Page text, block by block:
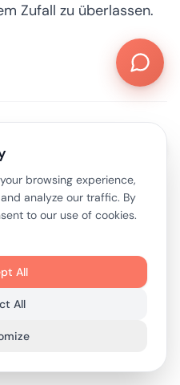
Zufall zu überlassen.
dem Gast genau das
Ein
Speisekarte, die
auch für Besucher
Auf stark
Ausrichtung
browsing experience,
analyze our traffic. By
to our use of cookies.
All
All